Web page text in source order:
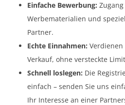
Einfache Bewerbung:
Werbematerialien und
Partner.
Echte Einnahmen:
Verkauf, ohne versteckte
Schnell loslegen: Die
einfach – senden Sie uns
Ihr Interesse an einer